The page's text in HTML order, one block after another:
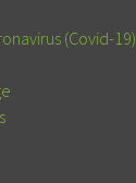
(Covid-19)